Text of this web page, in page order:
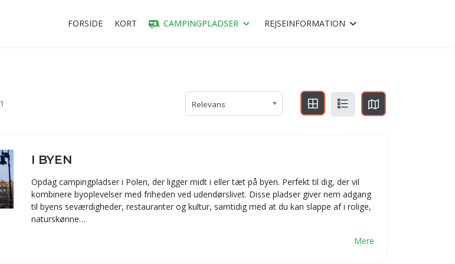
FORSIDE KORT CAMPINGPLADSER REJSEINFORMATION
Relevans
I BYEN
Opdag campingpladser i Polen, der ligger midt i eller tæt på byen. Perfekt til dig, der vil
kombinere byoplevelser med friheden ved udendørslivet. Disse pladser giver nem adgang
til byens seværdigheder, restauranter og kultur, samtidig med at du kan slappe af i rolige,
naturskønne…
Mere